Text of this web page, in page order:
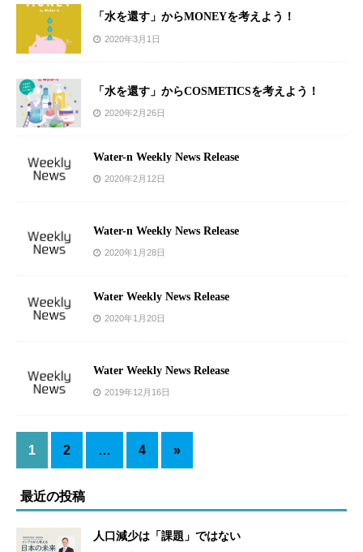
「水を還す」からMONEYを考えよう！
2020年3月1日
「水を還す」からCOSMETICSを考えよう！
2020年2月26日
Water-n Weekly News Release
2020年2月12日
Water-n Weekly News Release
2020年1月28日
Water Weekly News Release
2020年1月20日
Water Weekly News Release
2019年12月16日
1 2 … 4 »
最近の投稿
人口減少は「課題」ではない